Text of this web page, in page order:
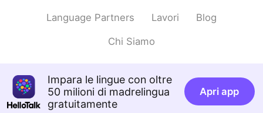
Language Partners Lavori Blog
Chi Siamo
Impara le lingue con oltre
50 milioni di madrelingua
gratuitamente
Apri app